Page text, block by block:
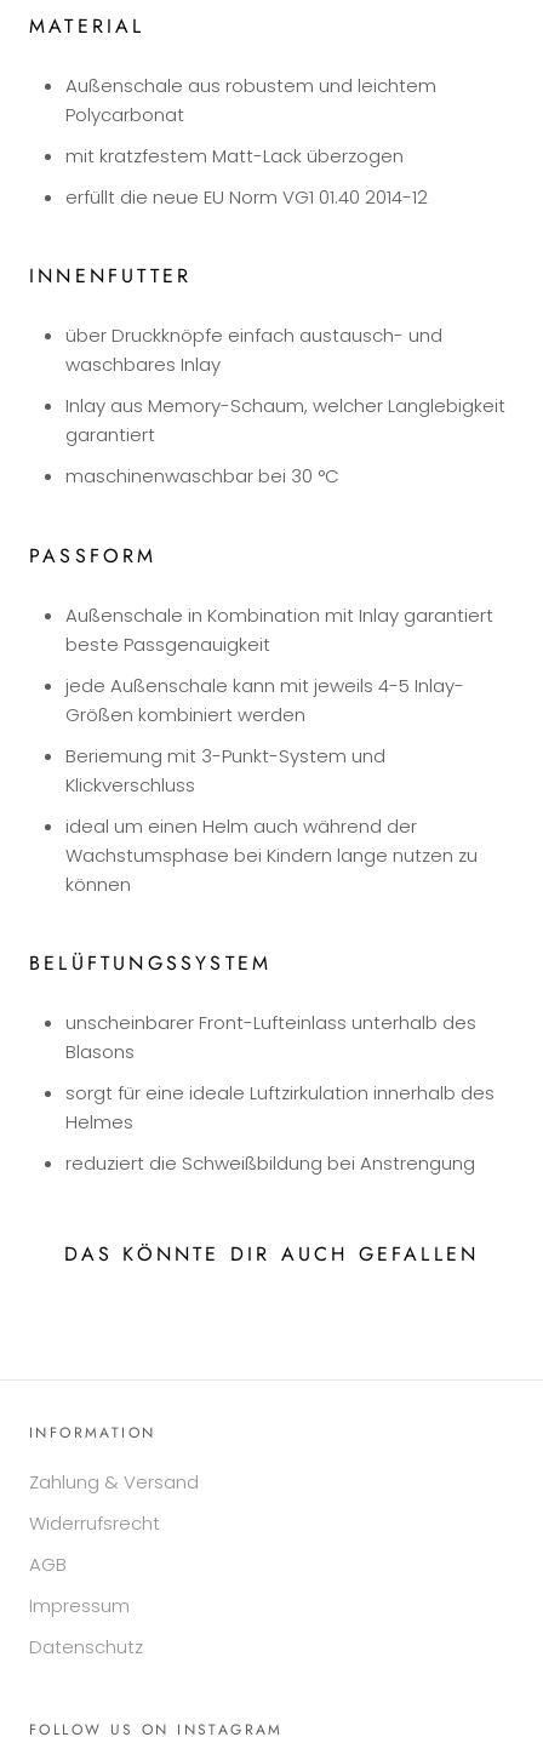
MATERIAL
Außenschale aus robustem und leichtem
Polycarbonat
mit kratzfestem Matt-Lack überzogen
erfüllt die neue EU Norm VG1 01.40 2014-12
INNENFUTTER
über Druckknöpfe einfach austausch- und
waschbares Inlay
Inlay aus Memory-Schaum, welcher Langlebigkeit
garantiert
maschinenwaschbar bei 30 °C
PASSFORM
Außenschale in Kombination mit Inlay garantiert
beste Passgenauigkeit
jede Außenschale kann mit jeweils 4-5 Inlay-
Größen kombiniert werden
Beriemung mit 3-Punkt-System und
Klickverschluss
ideal um einen Helm auch während der
Wachstumsphase bei Kindern lange nutzen zu
können
BELÜFTUNGSSYSTEM
unscheinbarer Front-Lufteinlass unterhalb des
Blasons
sorgt für eine ideale Luftzirkulation innerhalb des
Helmes
reduziert die Schweißbildung bei Anstrengung
DAS KÖNNTE DIR AUCH GEFALLEN
INFORMATION
Zahlung & Versand
Widerrufsrecht
AGB
Impressum
Datenschutz
FOLLOW US ON INSTAGRAM